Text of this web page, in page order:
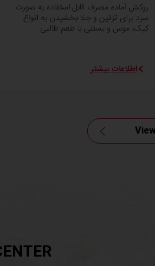
روکش آماده مصرف قابل استفاده به صورت
سرد برای تزئین و جلا بخشیدن به انواع
کیک، موس و بستنی با طعم طالبی
اطلاعات بیشتر